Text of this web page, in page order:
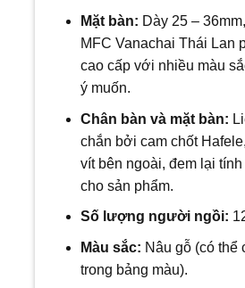
Mặt bàn: Dày 25 –
MFC Vanachai Thái Lan
cao cấp với nhiều màu
ý muốn.
Chân bàn và mặt bàn:
chắn bởi cam chốt
vít bên ngoài, đem lại
cho sản phẩm.
Số lượng người ngồi:
Màu sắc: Nâu gỗ (có thể
trong bảng màu).